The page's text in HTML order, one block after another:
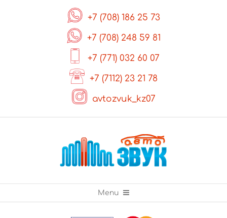
+7 (708) 186 25 73
+7 (708) 248 59 81
+7 (771) 032 60 07
+7 (7112) 23 21 78
avtozvuk_kz07
Menu